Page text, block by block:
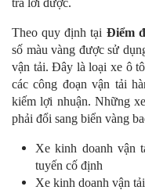
Theo quy định tại Điểm
số màu vàng được sử
vận tải. Đây là loại xe ô
các công đoạn vận tải
kiếm lợi nhuận. Những
phải đổi sang biển vàng
Xe kinh doanh vận
tuyến cố định
Xe kinh doanh vận